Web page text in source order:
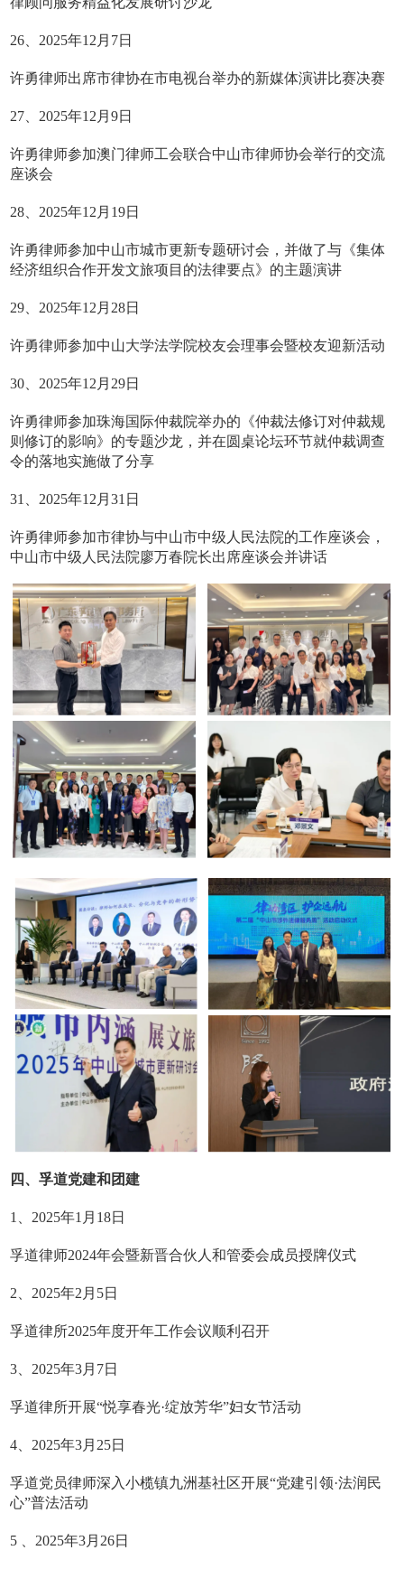
26、2025年12月7日
许勇律师出席市律协在市电视台举办的新媒体演讲比赛决赛
27、2025年12月9日
许勇律师参加澳门律师工会联合中山市律师协会举行的交流
座谈会
28、2025年12月19日
许勇律师参加中山市城市更新专题研讨会，并做了与《集体
经济组织合作开发文旅项目的法律要点》的主题演讲
29、2025年12月28日
许勇律师参加中山大学法学院校友会理事会暨校友迎新活动
30、2025年12月29日
许勇律师参加珠海国际仲裁院举办的《仲裁法修订对仲裁规
则修订的影响》的专题沙龙，并在圆桌论坛环节就仲裁调查
令的落地实施做了分享
31、2025年12月31日
许勇律师参加市律协与中山市中级人民法院的工作座谈会，
中山市中级人民法院廖万春院长出席座谈会并讲话
四、孚道党建和团建
1、2025年1月18日
孚道律师2024年会暨新晋合伙人和管委会成员授牌仪式
2、2025年2月5日
孚道律所2025年度开年工作会议顺利召开
3、2025年3月7日
孚道律所开展“悦享春光·绽放芳华”妇女节活动
4、2025年3月25日
孚道党员律师深入小榄镇九洲基社区开展“党建引领·法润民
心”普法活动
5 、2025年3月26日